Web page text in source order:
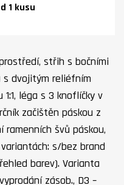
1 kusu
střih s bočními
s dvojitým reliéfním
léga s 3 knoflíčky v
začištěn páskou z
ramenních švů páskou,
s/bez brand
barev). Varianta
zásob., D3 –